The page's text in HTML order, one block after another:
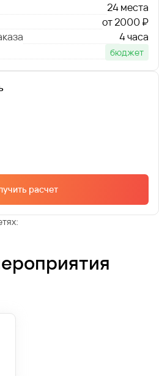
24 места
от 2000 ₽
4 часа
бюджет
расчет